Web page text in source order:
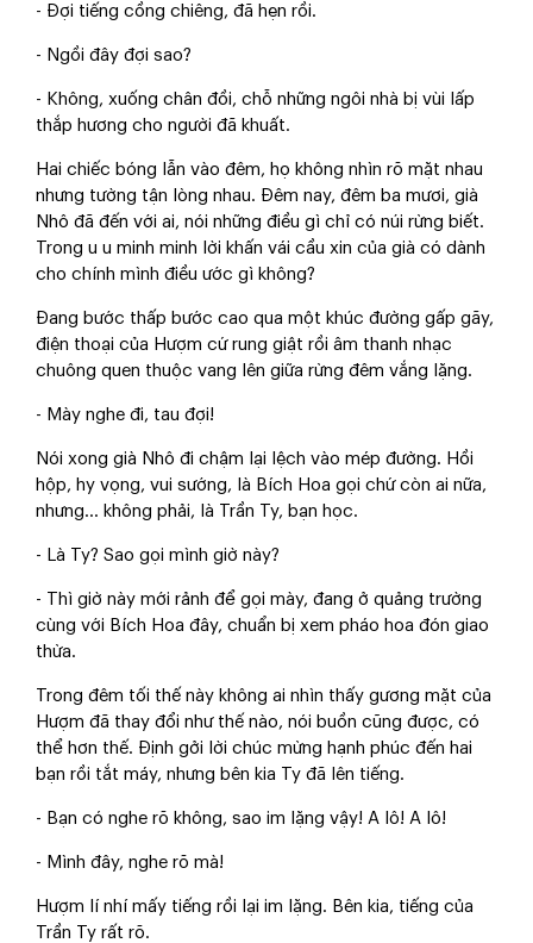
- Đợi tiếng cồng chiêng, đã hẹn rồi.
- Ngồi đây đợi sao?
- Không, xuống chân đồi, chỗ những ngôi nhà bị vùi lấp
thắp hương cho người đã khuất.
Hai chiếc bóng lẫn vào đêm, họ không nhìn rõ mặt nhau
nhưng tường tận lòng nhau. Đêm nay, đêm ba mươi, già
Nhô đã đến với ai, nói những điều gì chỉ có núi rừng biết.
Trong u u minh minh lời khấn vái cầu xin của già có dành
cho chính mình điều ước gì không?
Đang bước thấp bước cao qua một khúc đường gấp gãy,
điện thoại của Hượm cứ rung giật rồi âm thanh nhạc
chuông quen thuộc vang lên giữa rừng đêm vắng lặng.
- Mày nghe đi, tau đợi!
Nói xong già Nhô đi chậm lại lệch vào mép đường. Hồi
hộp, hy vọng, vui sướng, là Bích Hoa gọi chứ còn ai nữa,
nhưng... không phải, là Trần Ty, bạn học.
- Là Ty? Sao gọi mình giờ này?
- Thì giờ này mới rảnh để gọi mày, đang ở quảng trường
cùng với Bích Hoa đây, chuẩn bị xem pháo hoa đón giao
thừa.
Trong đêm tối thế này không ai nhìn thấy gương mặt của
Hượm đã thay đổi như thế nào, nói buồn cũng được, có
thể hơn thế. Định gởi lời chúc mừng hạnh phúc đến hai
bạn rồi tắt máy, nhưng bên kia Ty đã lên tiếng.
- Bạn có nghe rõ không, sao im lặng vậy! A lô! A lô!
- Mình đây, nghe rõ mà!
Hượm lí nhí mấy tiếng rồi lại im lặng. Bên kia, tiếng của
Trần Ty rất rõ.